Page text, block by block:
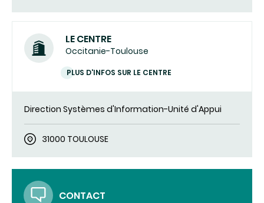
LE CENTRE
Occitanie-Toulouse
PLUS D'INFOS SUR LE CENTRE
Direction Systèmes d'Information-Unité d'Appui
31000 TOULOUSE
CONTACT